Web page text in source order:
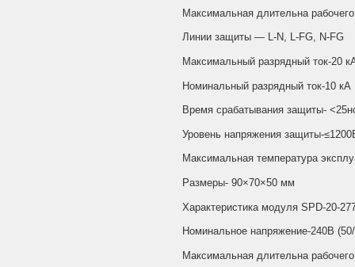
Максимальная длительна
Линии защиты — L-N, L-FG, N-FG
Максимальный разрядный ток-20
Номинальный разрядный ток-10 кА
Время срабатывания защиты-
Уровень напряжения защиты-
Максимальная температура
Размеры- 90×70×50 мм
Характеристика модуля SPD-20-
Номинальное напряжение-240В
Максимальная длительна